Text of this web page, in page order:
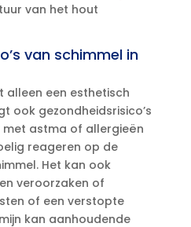
van het hout
van schimmel in
alleen een esthetisch
ook gezondheidsrisico’s
met astma of allergieën
reageren op de
Het kan ook
veroorzaken of
of een verstopte
kan aanhoudende